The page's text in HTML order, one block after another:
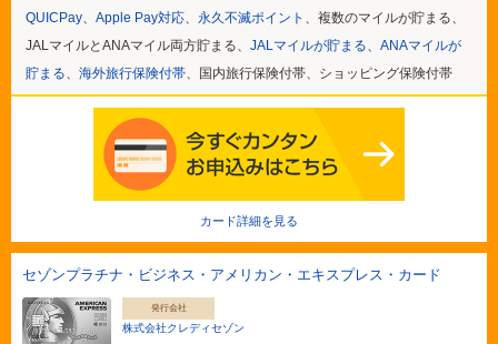
QUICPay、 Apple Pay対応、 永久不滅ポイント 、複数のマイルが貯まる、
JALマイルとANAマイル両方貯まる、 JALマイルが貯まる、 ANAマイルが
貯まる、 海外旅行保険付帯、国内旅行保険付帯、ショッピング保険付帯
カード詳細を見る
セゾンプラチナ・ビジネス・アメリカン・エキスプレス・カード
発行会社
株式会社クレディセゾン